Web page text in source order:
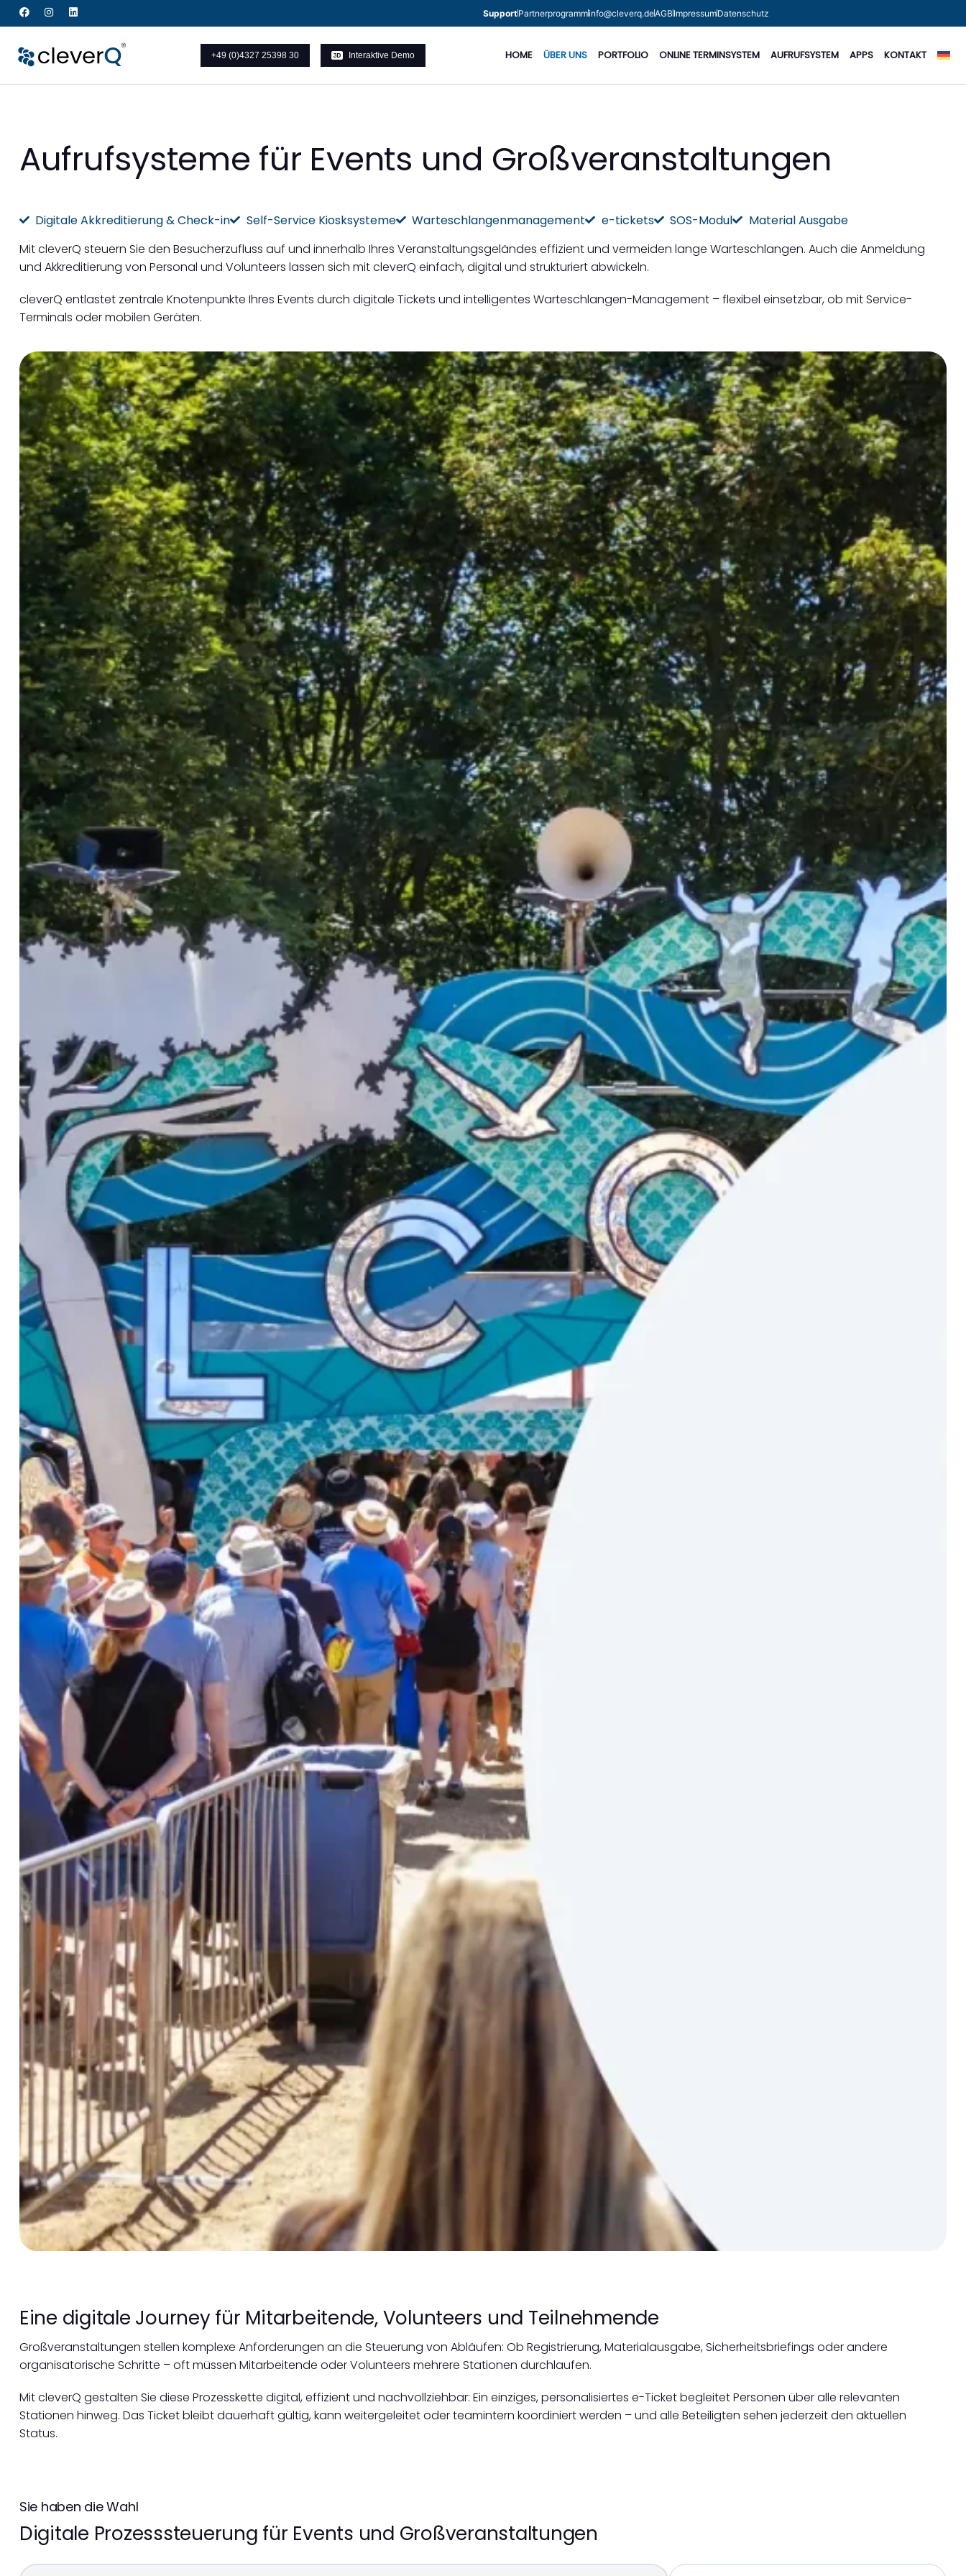
SupportPartnerprogramminfo@cleverq.deAGB ImpressumDatenschutz
+49 (0)4327 25398 30 Interaktive Demo HOME ÜBER UNS PORTFOLIO ONLINE TERMINSYSTEM AUFRUFSYSTEM APPS KONTAKT
Aufrufsysteme für Events und Großveranstaltungen
Digitale Akkreditierung & Check-in Self-Service Kiosksysteme Warteschlangenmanagement e-tickets SOS-Modul
Material Ausgabe
Mit cleverQ steuern Sie den Besucherzufluss auf und innerhalb Ihres Veranstaltungsgeländes effizient und vermeiden lange Warteschlangen. Auch die Anmeldung
und Akkreditierung von Personal und Volunteers lassen sich mit cleverQ einfach, digital und strukturiert abwickeln.
cleverQ entlastet zentrale Knotenpunkte Ihres Events durch digitale Tickets und intelligentes Warteschlangen-Management – flexibel einsetzbar, ob mit Service-
Terminals oder mobilen Geräten.
Eine digitale Journey für Mitarbeitende, Volunteers und Teilnehmende
Großveranstaltungen stellen komplexe Anforderungen an die Steuerung von Abläufen: Ob Registrierung, Materialausgabe, Sicherheitsbriefings oder andere
organisatorische Schritte – oft müssen Mitarbeitende oder Volunteers mehrere Stationen durchlaufen.
Mit cleverQ gestalten Sie diese Prozesskette digital, effizient und nachvollziehbar: Ein einziges, personalisiertes e-Ticket begleitet Personen über alle relevanten
Stationen hinweg. Das Ticket bleibt dauerhaft gültig, kann weitergeleitet oder teamintern koordiniert werden – und alle Beteiligten sehen jederzeit den aktuellen
Status.
Sie haben die Wahl
Digitale Prozesssteuerung für Events und Großveranstaltungen